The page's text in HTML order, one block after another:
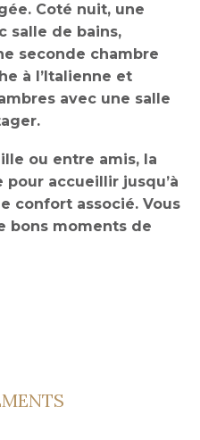
Coté nuit, une
salle de bains,
seconde chambre
à l’Italienne et
avec une salle
ou entre amis, la
accueillir jusqu’à
confort associé. Vous
bons moments de